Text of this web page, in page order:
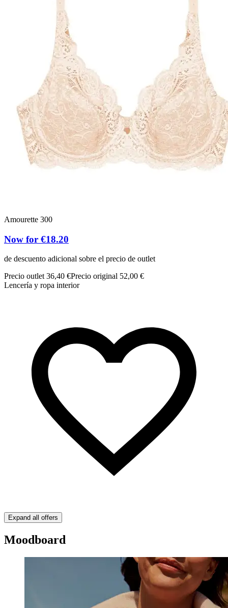
Amourette 300
Now for €18.20
de descuento adicional sobre el precio de outlet
Precio outlet 36,40 €Precio original 52,00 €
Lencería y ropa interior
Expand all offers
Moodboard